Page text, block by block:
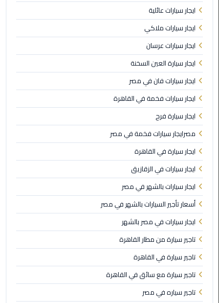
اسعار
ليموزين
من
مطار
القاهرة
الي
الاسكندرية
توصيل
ليموزين
الاسكندريه
توصيل
مطار
برج
العرب
ايجار
سيارات
زفاف
توصيل
مطار
برج
العرب
الاسكندرية
ايجار سيارات عائلية
ايجار سيارات ملاكي
ايجار سيارات عرسان
ايجار سيارة العين السخنة
ايجار سيارات فان في مصر
ايجار سيارات فخمة في القاهرة
ايجار سيارة فرح
مصرايجار سيارات فخمة في مصر
ايجار سيارة في القاهرة
ايجار سيارات في الزقازيق
ايجار سيارات بالشهر في مصر
أسعار تأجير السيارات بالشهر في مصر
ايجار سيارات في مصر بالشهر
تاجير سيارة من مطار القاهرة
تاجير سيارة في القاهرة
تاجير سيارة مع سائق في القاهرة
تاجير سياره في مصر